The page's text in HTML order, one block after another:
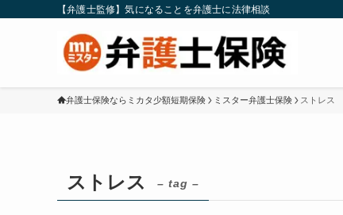
【弁護士監修】気になることを弁護士に法律相談
弁護士保険ならミカタ少額短期保険 ミスター弁護士保険 ストレス
ストレス – tag –